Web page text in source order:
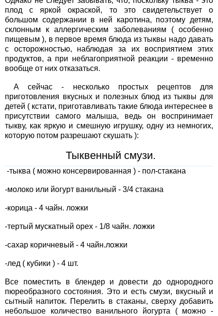
плод с яркой окраской, то это свидетельствует о
большом содержании в ней каротина, поэтому детям,
склонным к аллергическим заболеваниям ( особенно
пищевым ), в первое время блюда из тыквы надо давать
с осторожностью, наблюдая за их восприятием этих
продуктов, а при неблагоприятной реакции - временно
вообще от них отказаться.
А сейчас - несколько простых рецептов для
приготовления вкусных и полезных блюд из тыквы для
детей ( кстати, приготавливать такие блюда интереснее в
присутствии самого малыша, ведь он воспринимает
тыкву, как яркую и смешную игрушку, одну из немногих,
которую потом разрешают скушать ):
Тыквенный смузи.
-тыква ( можно консервированная ) - пол-стакана
-молоко или йогурт ванильный - 3/4 стакана
-корица - 4 чайн. ложки
-тертый мускатный орех - 1/8 чайн. ложки
-сахар коричневый - 4 чайн.ложки
-лед ( кубики ) - 4 шт.
Все поместить в блендер и довести до однородного
пюреобразного состояния. Это и есть смузи, вкусный и
сытный напиток. Перелить в стаканы, сверху добавить
небольшое количество ванильного йогурта ( можно -